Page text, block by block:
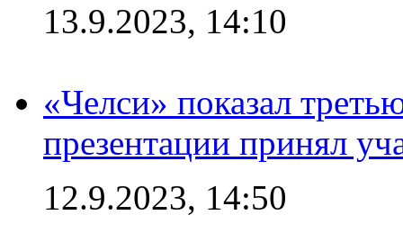
13.9.2023, 14:10
«Челси» показал
презентации принял
12.9.2023, 14:50